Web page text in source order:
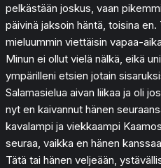
pelkästään joskus, vaan
päivinä jaksoin häntä, toisina
mieluummin viettäisin vapaa-
Minun ei ollut vielä nälkä, eikä
ympärilleni etsien jotain
Salamasielua aivan liikaa ja oli
nyt en kaivannut hänen
kavalampi ja viekkaampi
seuraa, vaikka en hänen
Tätä tai hänen veljeään,